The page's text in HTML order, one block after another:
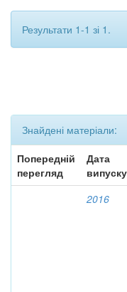
Результати 1-1 зі 1.
Знайдені матеріали:
Попередній
перегляд
Дата
випуску
2016